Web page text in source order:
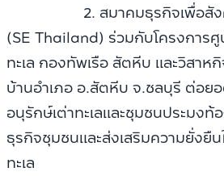
2. สมาคมธุรกิจเพื่อสังคม
(SE Thailand) ร่วมกับโครงการ
ทะเล กองทัพเรือ สัตหีบ และวิสาห
บ้านอำเภอ อ.สัตหีบ จ.ชลบุรี ต่อ
อนุรักษ์เต่าทะเลและชุมชนประมงท้
ธุรกิจชุมชนและส่งเสริมความยั่งยื
ทะเล